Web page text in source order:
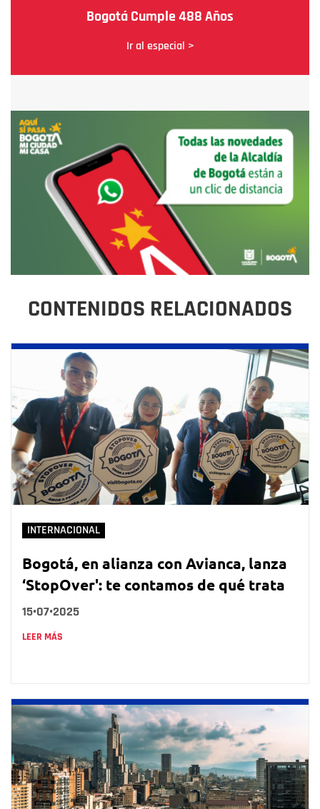
Bogotá Cumple 488 Años
Ir al especial >
CONTENIDOS RELACIONADOS
INTERNACIONAL
Bogotá, en alianza con Avianca, lanza
‘StopOver': te contamos de qué trata
15•07•2025
LEER MÁS